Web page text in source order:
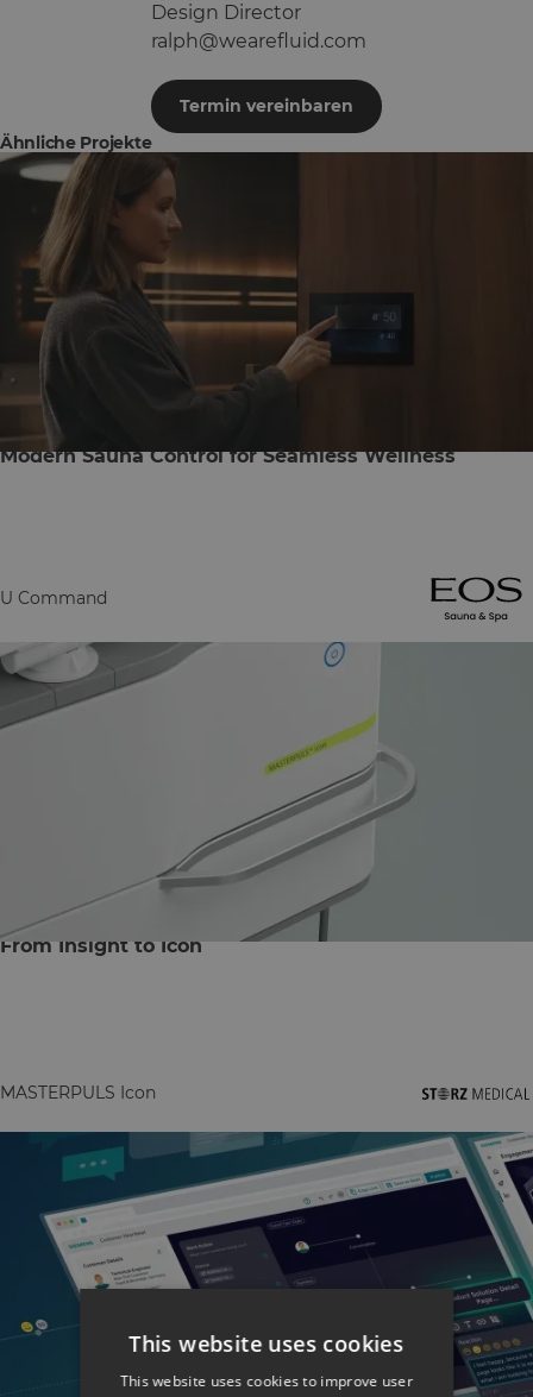
Design Director
ralph@wearefluid.com
Termin vereinbaren
Ähnliche Projekte
Modern Sauna Control for Seamless Wellness
U Command
From Insight to Icon
MASTERPULS Icon
This website uses cookies
This website uses cookies to improve user